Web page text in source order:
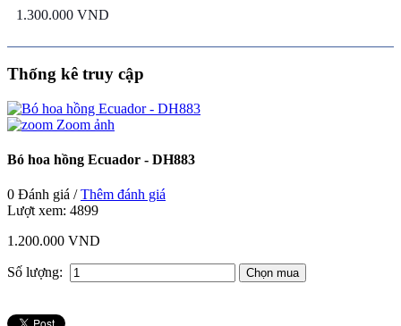
1.300.000 VND
Thống kê truy cập
Zoom ảnh
Bó hoa hồng Ecuador - DH883
0 Đánh giá /Thêm đánh giá
Lượt xem: 4899
1.200.000 VND
Số lượng: